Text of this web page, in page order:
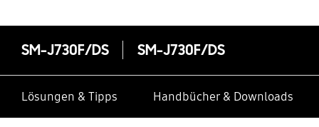
SM-J730F/DS SM-J730F/DS
Lösungen & Tipps Handbücher & Downloads